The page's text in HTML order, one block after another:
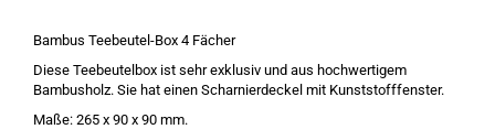
Bambus Teebeutel-Box 4 Fächer
Diese Teebeutelbox ist sehr exklusiv und aus hochwertigem
Bambusholz. Sie hat einen Scharnierdeckel mit Kunststofffenster.
Maße: 265 x 90 x 90 mm.